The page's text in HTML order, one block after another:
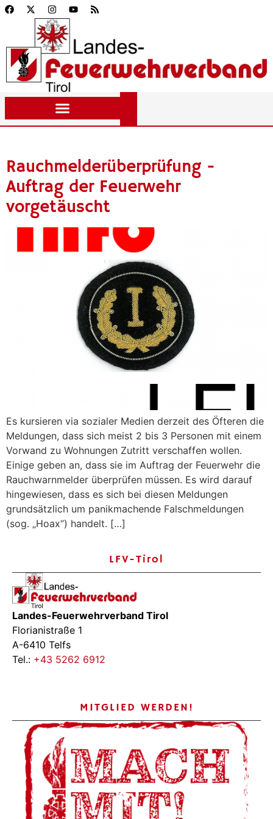
Rauchmelderüberprüfung -
Auftrag der Feuerwehr
vorgetäuscht
Es kursieren via sozialer Medien derzeit des Öfteren die
Meldungen, dass sich meist 2 bis 3 Personen mit einem
Vorwand zu Wohnungen Zutritt verschaffen wollen.
Einige geben an, dass sie im Auftrag der Feuerwehr die
Rauchwarnmelder überprüfen müssen. Es wird darauf
hingewiesen, dass es sich bei diesen Meldungen
grundsätzlich um panikmachende Falschmeldungen
(sog. „Hoax“) handelt. […]
LFV-Tirol
Landes-Feuerwehrverband Tirol
Florianistraße 1
A-6410 Telfs
Tel.: +43 5262 6912
MITGLIED WERDEN!